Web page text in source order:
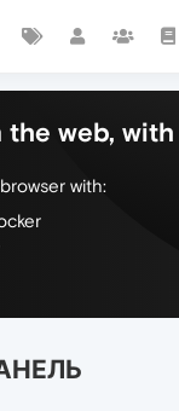
the web,
with: